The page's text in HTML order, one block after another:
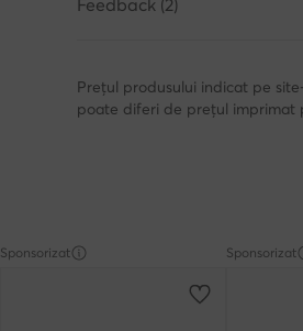
Prețul produsului indicat pe
poate diferi de prețul imprimat
Sponsorizat Sponsorizat